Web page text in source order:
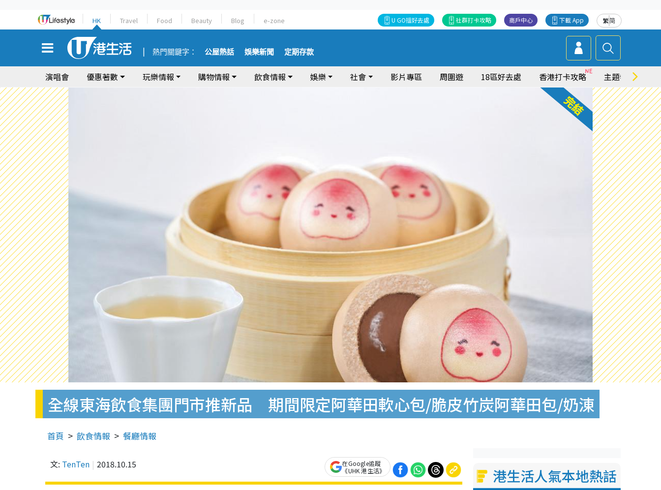
HK Travel Food Beauty Blog e-zone 繁简
下載 App
商戶中心
社群打卡攻略
U GO搵好去處
熱門關鍵字： 公屋熱話 娛樂新聞 定期存款
演唱會 優惠著數 玩樂情報 購物情報 飲食情報 娛樂 社會 影片專區 周圍遊 18區好去處 香港打卡攻略 主題特集
全線東海飲食集團門市推新品 期間限定阿華田軟心包/脆皮竹炭阿華田包/奶涷
首頁 飲食情報 餐廳情報
文: TenTen 2018.10.15
在Google追蹤
《UHK 港生活》
港生活人氣本地熱話